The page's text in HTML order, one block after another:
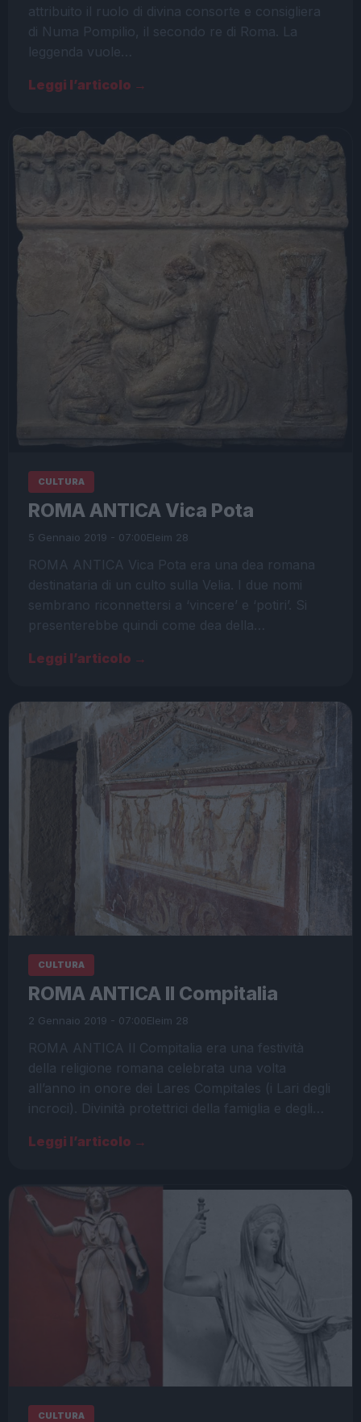
attribuito il ruolo di divina consorte e consigliera
di Numa Pompilio, il secondo re di Roma. La
leggenda vuole…
Leggi l’articolo →
CULTURA
ROMA ANTICA Vica Pota
5 Gennaio 2019 - 07:00Eleim 28
ROMA ANTICA Vica Pota era una dea romana
destinataria di un culto sulla Velia. I due nomi
sembrano riconnettersi a ‘vincere’ e ‘potiri’. Si
presenterebbe quindi come dea della…
Leggi l’articolo →
CULTURA
ROMA ANTICA Il Compitalia
2 Gennaio 2019 - 07:00Eleim 28
ROMA ANTICA Il Compitalia era una festività
della religione romana celebrata una volta
all’anno in onore dei Lares Compitales (i Lari degli
incroci). Divinità protettrici della famiglia e degli…
Leggi l’articolo →
CULTURA